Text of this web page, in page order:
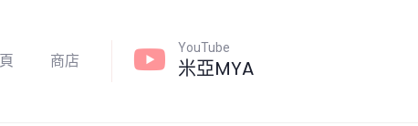
商店
YouTube
米亞MYA